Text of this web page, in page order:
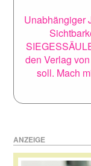
Unabhängiger
den Verlag
soll. Mach
ANZEIGE